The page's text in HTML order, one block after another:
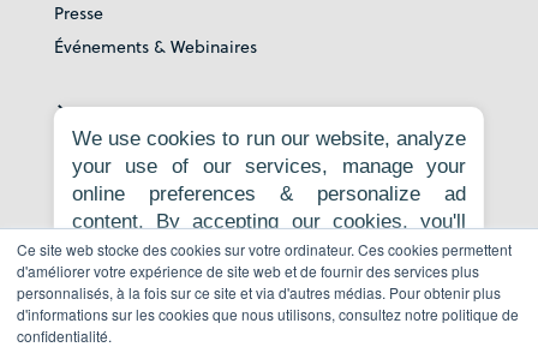
Ce site web stocke des cookies sur votre ordinateur. Ces cookies permettent
d'améliorer votre expérience de site web et de fournir des services plus
personnalisés, à la fois sur ce site et via d'autres médias. Pour obtenir plus
d'informations sur les cookies que nous utilisons, consultez notre politique de
confidentialité.
Presse
Événements & Webinaires
À propos
À propos
Carrières
Espace Presse
Contact
Politique de confidentialité
Faire un signalement
We use cookies to run our website, analyze
your use of our services, manage your
online preferences & personalize ad
content. By accepting our cookies, you'll
get relevant content, personalized ads, and
an enhanced browsing experience.
Necessary cookies are required for the
core website functionality and cannot be